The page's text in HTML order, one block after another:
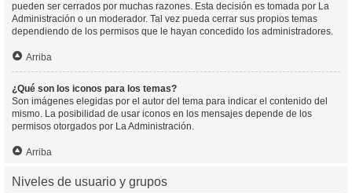
pueden ser cerrados por muchas razones. Esta decisión es tomada por La
Administración o un moderador. Tal vez pueda cerrar sus propios temas
dependiendo de los permisos que le hayan concedido los administradores.
Arriba
¿Qué son los iconos para los temas?
Son imágenes elegidas por el autor del tema para indicar el contenido del
mismo. La posibilidad de usar iconos en los mensajes depende de los
permisos otorgados por La Administración.
Arriba
Niveles de usuario y grupos